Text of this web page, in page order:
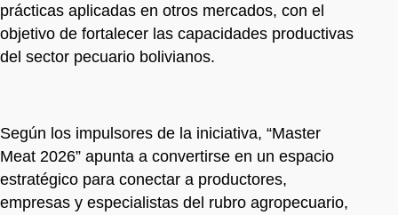
prácticas aplicadas en otros mercados, con el
objetivo de fortalecer las capacidades productivas
del sector pecuario bolivianos.
Según los impulsores de la iniciativa, “Master
Meat 2026” apunta a convertirse en un espacio
estratégico para conectar a productores,
empresas y especialistas del rubro agropecuario,